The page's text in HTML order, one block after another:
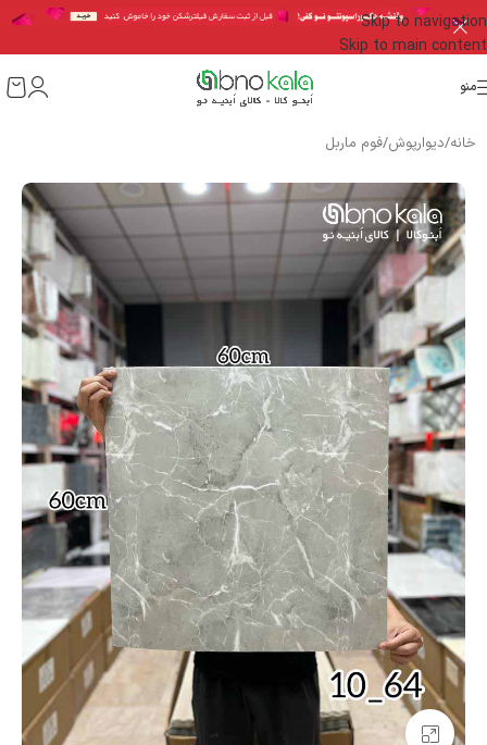
Skip to navigation
Skip to main content
منو
خانه/دیوارپوش/فوم ماربل
بزرگنمایی تصویر